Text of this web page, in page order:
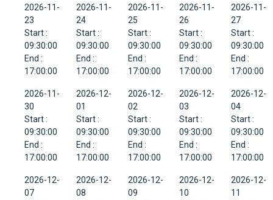
2026-11-
23
Start :
09:30:00
End :
17:00:00
2026-11-
24
Start :
09:30:00
End :
17:00:00
2026-11-
25
Start :
09:30:00
End :
17:00:00
2026-11-
26
Start :
09:30:00
End :
17:00:00
2026-11-
27
Start :
09:30:00
End :
17:00:00
2026-11-
30
Start :
09:30:00
End :
17:00:00
2026-12-
01
Start :
09:30:00
End :
17:00:00
2026-12-
02
Start :
09:30:00
End :
17:00:00
2026-12-
03
Start :
09:30:00
End :
17:00:00
2026-12-
04
Start :
09:30:00
End :
17:00:00
2026-12-
07
2026-12-
08
2026-12-
09
2026-12-
10
2026-12-
11